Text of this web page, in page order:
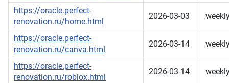
https://oracle.perfect-
renovation.ru/home.html
2026-03-03
https://oracle.perfect-
renovation.ru/canva.html
2026-03-14
https://oracle.perfect-
renovation.ru/roblox.html
2026-03-14